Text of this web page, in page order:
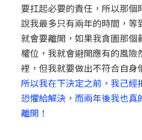
要扛起必要的責任，所以那個
說我最多只有兩年的時間，等
就會要離開，如果我貪圖那個
權位，我就會避開應有的風險
裡，但我就要做出不符合自身
所以我在下決定之前，我己經
恐懼給解決，而兩年後我也真
離開！